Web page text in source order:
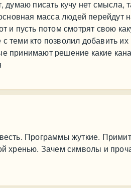
думаю писать кучу нет смысла,
масса людей перейдут
и пусть потом смотрят свою
теми кто позволил добавить
принимают решение какие
Программы жуткие.
хренью. Зачем символы и